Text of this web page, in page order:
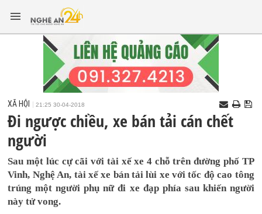
XÃ HỘI 21:25 30-04-2018
Đi ngược chiều, xe bán tải cán chết
người
Sau một lúc cự cãi với tài xế xe 4 chỗ trên đường phố TP
Vinh, Nghệ An, tài xế xe bán tải lùi xe với tốc độ cao tông
trúng một người phụ nữ đi xe đạp phía sau khiến người
này tử vong.